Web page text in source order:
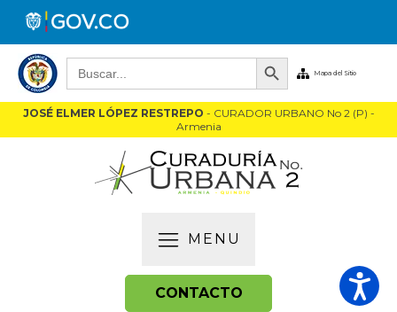
Buscar: Botón de búsqueda
Mapa del Sitio
JOSÉ ELMER LÓPEZ RESTREPO - CURADOR URBANO No 2 (P) -
Armenia
MENU
CONTACTO